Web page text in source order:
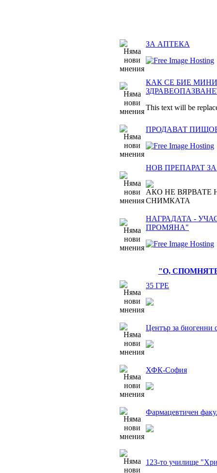
ЗА АПТЕКА
КАК СЕ БИЕ
This text will be
ПРОДАВАТ
НОВ ПРЕПАРАТ
АКО НЕ ВЯРВАТЕ
СНИМКАТА
НАГРАДАТА -
ПРОМЯНА"
"О,
35 ГРЕ
Център за биогенни
ХФК-София
Фармацевтичен
123-то училище